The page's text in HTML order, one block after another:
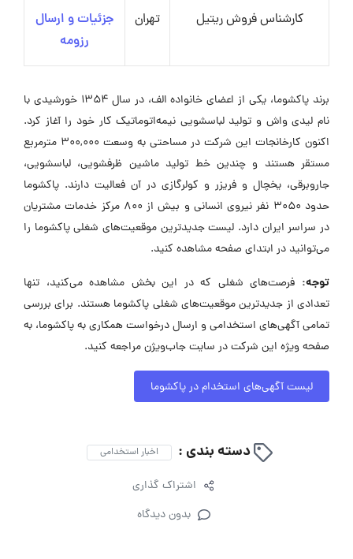
کارشناس فروش ریتیل تهران
جزئیات و ارسال
رزومه
برند پاکشوما، یکی از اعضای خانواده الف، در سال ۱۳۵۴ خورشیدی با
نام لیدی واش و تولید لباسشویی نیمه‌اتوماتیک کار خود را آغاز کرد.
اکنون کارخانجات این شرکت در مساحتی به وسعت ۳۰۰,۰۰۰ مترمربع
مستقر هستند و چندین خط تولید ماشین ظرفشویی، لباسشویی،
جاروبرقی، یخچال و فریزر و کولرگازی در آن فعالیت دارند. پاکشوما
حدود ۳۰۵۰ نفر نیروی انسانی و بیش از ۸۰۰ مرکز خدمات مشتریان
در سراسر ایران دارد. لیست جدیدترین موقعیت‌های شغلی پاکشوما را
می‌توانید در ابتدای صفحه مشاهده کنید.
توجه: فرصت‌های شغلی که در این بخش مشاهده می‌کنید، تنها
تعدادی از جدیدترین موقعیت‌های شغلی پاکشوما هستند. برای بررسی
تمامی آگهی‌های استخدامی و ارسال درخواست همکاری به پاکشوما، به
صفحه ویژه این شرکت در سایت جاب‌ویژن مراجعه کنید.
لیست آگهی‌های استخدام در پاکشوما
دسته بندی : اخبار استخدامی
اشتراک گذاری
بدون دیدگاه